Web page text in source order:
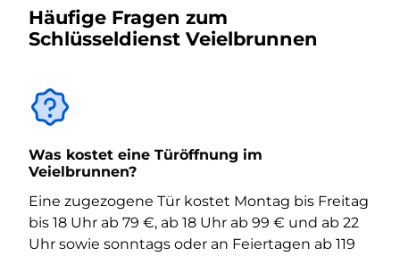
Häufige Fragen zum
Schlüsseldienst Veielbrunnen
Was kostet eine Türöffnung im
Veielbrunnen?
Eine zugezogene Tür kostet Montag bis Freitag
bis 18 Uhr ab 79 €, ab 18 Uhr ab 99 € und ab 22
Uhr sowie sonntags oder an Feiertagen ab 119